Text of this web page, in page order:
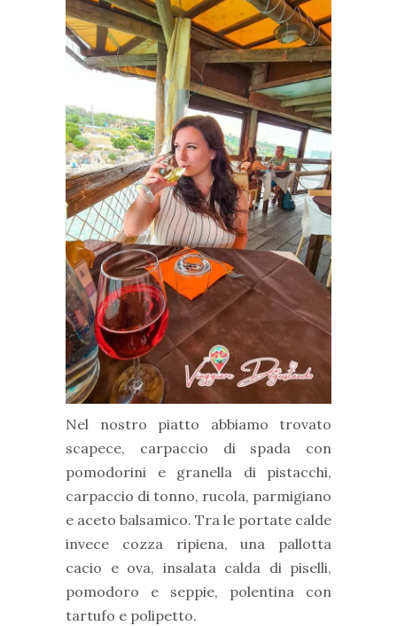
Nel nostro piatto abbiamo trovato
scapece, carpaccio di spada con
pomodorini e granella di pistacchi,
carpaccio di tonno, rucola, parmigiano
e aceto balsamico. Tra le portate calde
invece cozza ripiena, una pallotta
cacio e ova, insalata calda di piselli,
pomodoro e seppie, polentina con
tartufo e polipetto.